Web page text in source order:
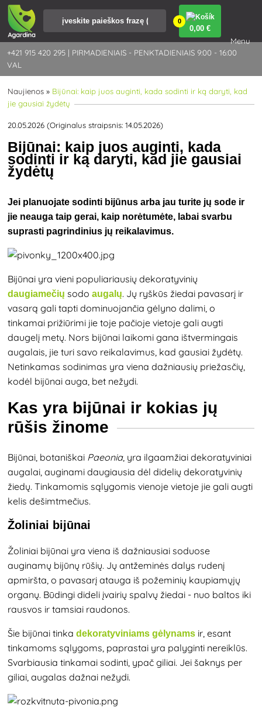
+421 915 420 295 | PIRMADIENIAIS - PENKTADIENIAIS 9:00 - 16:00
VAL
0
0,00 €
Menu
Naujienos » Bijūnai: kaip juos auginti, kada sodinti ir ką daryti, kad
jie gausiai žydėtų
20.05.2026 (Originalus straipsnis: 14.05.2026)
Bijūnai: kaip juos auginti, kada
sodinti ir ką daryti, kad jie gausiai
žydėtų
Jei planuojate sodinti bijūnus arba jau turite jų sode ir
jie neauga taip gerai, kaip norėtumėte, labai svarbu
suprasti pagrindinius jų reikalavimus.
Bijūnai yra vieni populiariausių dekoratyvinių
daugiamečių sodoaugalų. Jų ryškūs žiedai pavasarį ir
vasarą gali tapti dominuojančia gėlyno dalimi, o
tinkamai prižiūrimi jie toje pačioje vietoje gali augti
daugelį metų. Nors bijūnai laikomi gana ištvermingais
augalais, jie turi savo reikalavimus, kad gausiai žydėtų.
Netinkamas sodinimas yra viena dažniausių priežasčių,
kodėl bijūnai auga, bet nežydi.
Kas yra bijūnai ir kokias jų
rūšis žinome
Bijūnai, botaniškai Paeonia, yra ilgaamžiai dekoratyviniai
augalai, auginami daugiausia dėl didelių dekoratyvinių
žiedų. Tinkamomis sąlygomis vienoje vietoje jie gali augti
kelis dešimtmečius.
Žoliniai bijūnai
Žoliniai bijūnai yra viena iš dažniausiai soduose
auginamų bijūnų rūšių. Jų antžeminės dalys rudenį
apmiršta, o pavasarį atauga iš požeminių kaupiamųjų
organų. Būdingi dideli įvairių spalvų žiedai - nuo baltos iki
rausvos ir tamsiai raudonos.
Šie bijūnai tinkadekoratyviniams gėlynams ir, esant
tinkamoms sąlygoms, paprastai yra palyginti nereiklūs.
Svarbiausia tinkamai sodinti, ypač giliai. Jei šaknys per
giliai, augalas dažnai nežydi.